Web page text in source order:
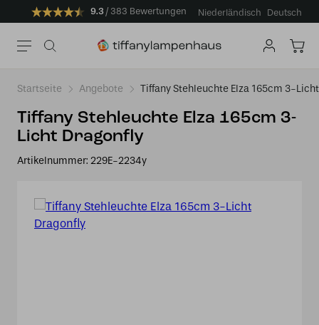
9.3 383 Bewertungen Niederländisch Deutsch
Startseite Angebote Tiffany Stehleuchte Elza 165cm 3-
Tiffany Stehleuchte Elza 165cm 3-
Licht Dragonfly
Artikelnummer: 229E-2234y